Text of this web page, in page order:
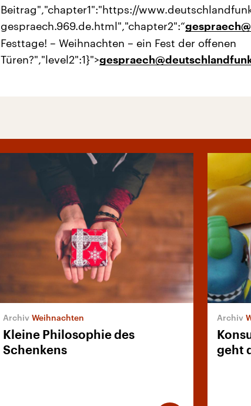
Beitrag","chapter1":"https://
gespraech.969.de.html","chapter2":“
Festtage! – Weihnachten – ein Fest der offenen
Türen?","level2":1}">
Weihnachten
Kleine Philosophie des
Schenkens
geht